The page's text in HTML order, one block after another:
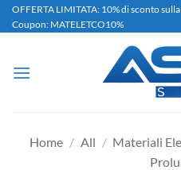
Salta
ai
OFFERTA LIMITATA: 10% di sconto
Coupon: MATELETCO10%
Home / All / Materiali